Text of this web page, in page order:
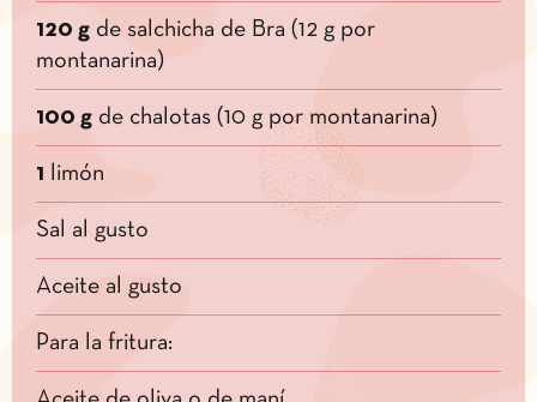
120 g de salchicha de Bra (12 g por
montanarina)
100 g de chalotas (10 g por montanarina)
1 limón
Sal al gusto
Aceite al gusto
Para la fritura: